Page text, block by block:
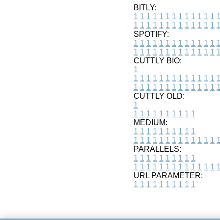
BITLY:
1 1 1 1 1 1 1 1 1 1 1 1 1 1
1 1 1 1 1 1 1 1 1 1 1 1 1 1
SPOTIFY:
1 1 1 1 1 1 1 1 1 1 1 1 1 1
1 1 1 1 1 1 1 1 1 1 1 1 1 1
CUTTLY BIO:
1
1 1 1 1 1 1 1 1 1 1 1 1 1 1
1 1 1 1 1 1 1 1 1 1 1 1 1 1
CUTTLY OLD:
1
1 1 1 1 1 1 1 1 1 1
MEDIUM:
1 1 1 1 1 1 1 1 1 1
1 1 1 1 1 1 1 1 1 1 1 1 1 1
PARALLELS:
1 1 1 1 1 1 1 1 1 1
1 1 1 1 1 1 1 1 1 1 1 1 1 1
URL PARAMETER:
1 1 1 1 1 1 1 1 1 1